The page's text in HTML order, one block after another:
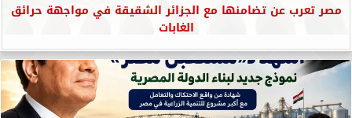
مصر تعرب عن تضامنها مع الجزائر الشقيقة في مواجهة حرائق
الغابات